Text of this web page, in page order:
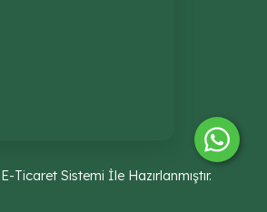
E-Ticaret Sistemi İle Hazırlanmıştır.